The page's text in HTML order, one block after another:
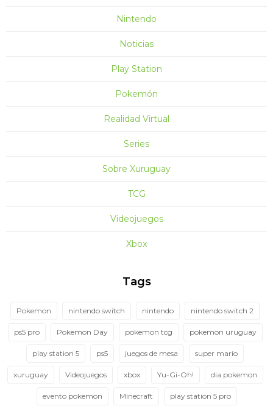
Nintendo
Noticias
Play Station
Pokemón
Realidad Virtual
Series
Sobre Xuruguay
TCG
Videojuegos
Xbox
Tags
Pokemon nintendo switch nintendo nintendo switch 2
ps5 pro Pokemon Day pokemon tcg pokemon uruguay
play station 5 ps5 juegos de mesa super mario
xuruguay Videojuegos xbox Yu-Gi-Oh! dia pokemon
evento pokemon Minecraft play station 5 pro